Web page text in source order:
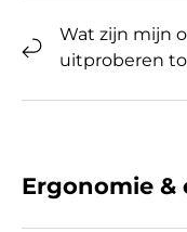
Wat zijn mijn
uitproberen
Ergonomie &